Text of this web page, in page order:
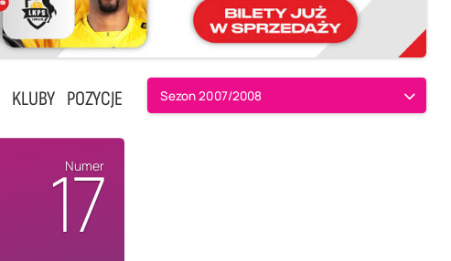
KLUBY POZYCJE Sezon 2007/2008
Numer
17